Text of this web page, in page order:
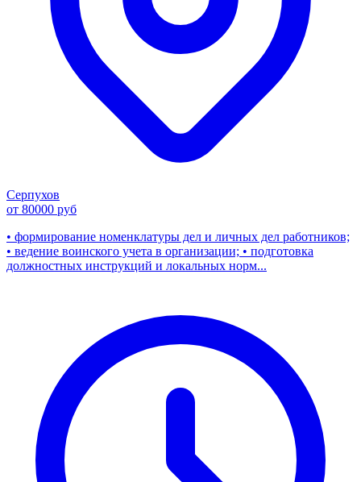
Серпухов
от 80000 руб
• формирование номенклатуры дел и личных дел работников;
• ведение воинского учета в организации; • подготовка
должностных инструкций и локальных норм...